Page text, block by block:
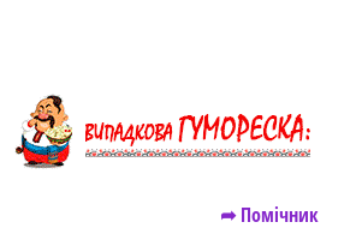
➦ Помічник